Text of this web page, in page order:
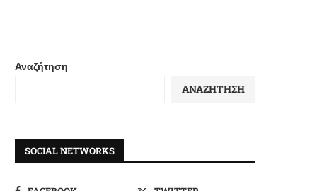
Αναζήτηση
ΑΝΑΖΉΤΗΣΗ
SOCIAL NETWORKS